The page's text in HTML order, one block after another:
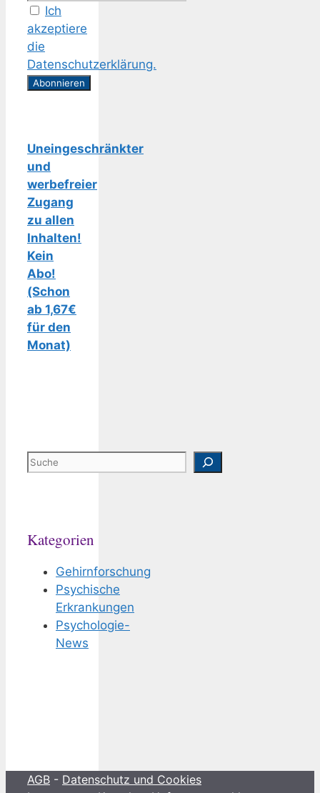
Ich
akzeptiere
die
Datenschutzerklärung.
Uneingeschränkter
und
werbefreier
Zugang
zu allen
Inhalten!
Kein
Abo!
(Schon
ab 1,67€
für den
Monat)
Suchen
Kategorien
Gehirnforschung
Psychische
Erkrankungen
Psychologie-
News
AGB - Datenschutz und Cookies